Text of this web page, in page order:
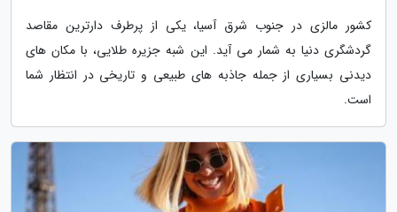
کشور مالزی در جنوب شرق آسیا، یکی از پرطرف دارترین مقاصد
گردشگری دنیا به شمار می آید. این شبه جزیره طلایی، با مکان های
دیدنی بسیاری از جمله جاذبه های طبیعی و تاریخی در انتظار شما
است.